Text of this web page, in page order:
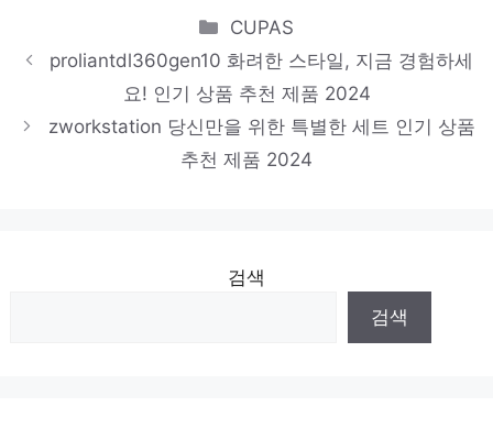
dellprecisiontower5810
마음이 움직이는 디자인 아이템 인기 상품 추천 제
Categories
CUPAS
proliantdl360gen10 화려한 스타일, 지금 경험하세
요! 인기 상품 추천 제품 2024
zworkstation 당신만을 위한 특별한 세트 인기 상품
추천 제품 2024
검색
검색